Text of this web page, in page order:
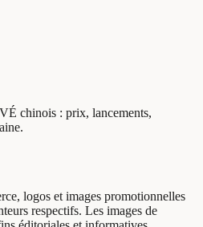
chinois : prix, lancements,
logos et images promotionnelles
respectifs. Les images de